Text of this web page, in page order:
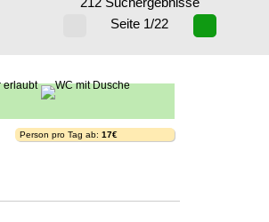
Seite 1/22
Person pro Tag ab: 17€